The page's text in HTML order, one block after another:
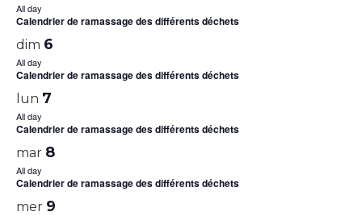
All day
Calendrier de ramassage des différents déchets
dim 6
All day
Calendrier de ramassage des différents déchets
lun 7
All day
Calendrier de ramassage des différents déchets
mar 8
All day
Calendrier de ramassage des différents déchets
mer 9